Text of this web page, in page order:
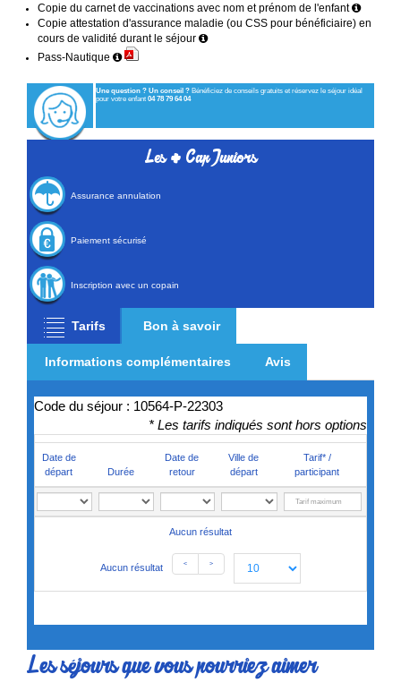
Copie du carnet de vaccinations avec nom et prénom de l'enfant
Copie attestation d'assurance maladie (ou CSS pour bénéficiaire) en
cours de validité durant le séjour
Pass-Nautique
Une question ? Un conseil ? Bénéficiez de conseils gratuits et réservez le séjour idéal
pour votre enfant 04 78 79 64 04
Les+Cap Juniors
Assurance annulation
Paiement sécurisé
Inscription avec un copain
Tarifs Bon à savoir
Informations complémentaires Avis
Code du séjour : 10564-P-22303
* Les tarifs indiqués sont hors options
Date de
départ
Durée
Date de
retour
Ville de
départ
Tarif* /
participant
Aucun résultat
Aucun résultat < >
Les séjours que vous pourriez aimer